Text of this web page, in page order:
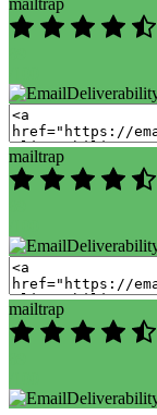
mailtrap
mailtrap
mailtrap